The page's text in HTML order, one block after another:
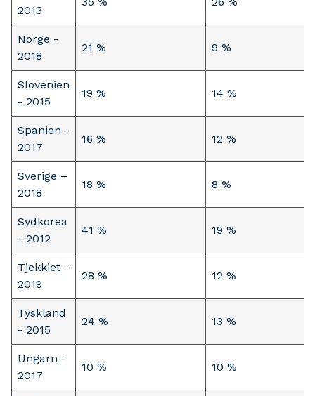
2013
Norge -
2018
21 % 9 %
Slovenien
- 2015
19 % 14 %
Spanien -
2017
16 % 12 %
Sverige –
2018
18 % 8 %
Sydkorea
- 2012
41 % 19 %
Tjekkiet -
2019
28 % 12 %
Tyskland
- 2015
24 % 13 %
Ungarn -
2017
10 % 10 %